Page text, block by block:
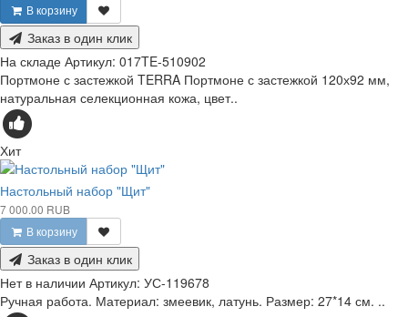
В корзину
Заказ в один клик
На складе Артикул: 017TE-510902
Портмоне с застежкой TERRA Портмоне с застежкой 120х92 мм,
натуральная селекционная кожа, цвет..
Хит
Настольный набор "Щит"
7 000.00 RUB
В корзину
Заказ в один клик
Нет в наличии Артикул: УС-119678
Ручная работа. Материал: змеевик, латунь. Размер: 27*14 см. ..